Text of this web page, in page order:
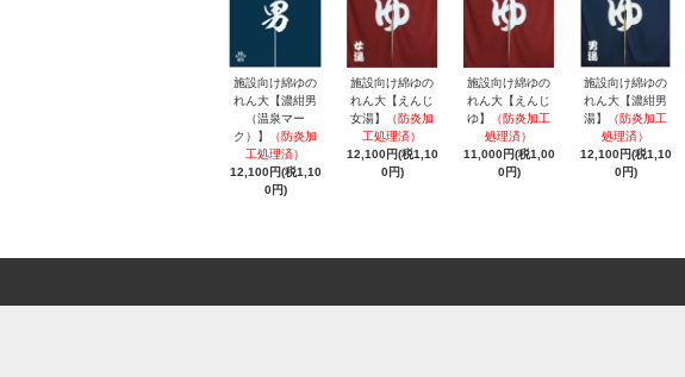
施設向け綿ゆの
れん大【濃紺男
（温泉マー
ク）】
（防炎加
工処理済）
12,100円(税1,10
0円)
施設向け綿ゆの
れん大【えんじ
女湯】
（防炎加
工処理済）
12,100円(税1,10
0円)
施設向け綿ゆの
れん大【えんじ
ゆ】
（防炎加工
処理済）
11,000円(税1,00
0円)
施設向け綿ゆの
れん大【濃紺男
湯】
（防炎加工
処理済）
12,100円(税1,10
0円)